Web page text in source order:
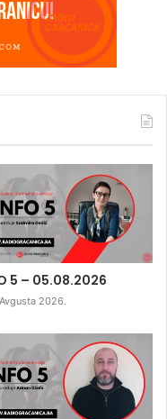
5 – 05.08.2026
2026.